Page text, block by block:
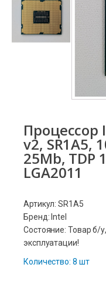
Процессор
v2, SR1A5,
25Mb, TDP
LGA2011
Артикул: SR1A5
Бренд: Intel
Состояние: Товар б/
эксплуатации!
Количество: 8 шт